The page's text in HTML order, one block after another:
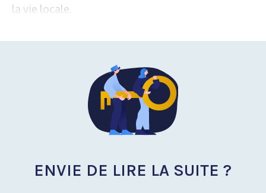
la vie locale.
ENVIE DE LIRE LA SUITE ?